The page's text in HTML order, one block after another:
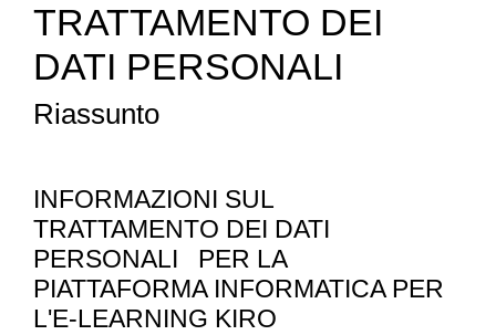
TRATTAMENTO DEI
DATI PERSONALI
Riassunto
INFORMAZIONI SUL
TRATTAMENTO DEI DATI
PERSONALI
PER LA
PIATTAFORMA INFORMATICA PER
L'E-LEARNING KIRO